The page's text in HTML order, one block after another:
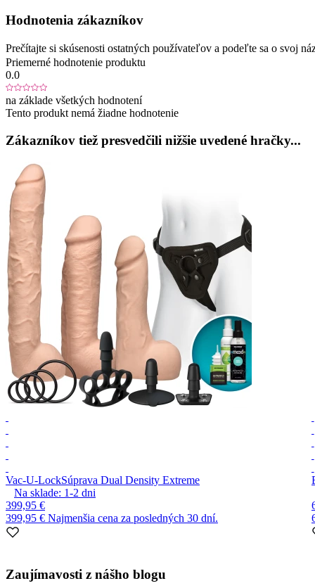
Hodnotenia zákazníkov
Prečítajte si skúsenosti ostatných používateľov a podeľte sa o svoj
Priemerné hodnotenie produktu
0.0
na základe všetkých hodnotení
Tento produkt nemá žiadne hodnotenie
Zákazníkov tiež presvedčili nižšie uvedené hračky...
Vac-U-LockSúprava Dual Density Extreme
Na sklade: 1-2 dni
399,95 €
399,95 € Najmenšia cena za posledných 30 dní.
1
Zaujímavosti z nášho blogu